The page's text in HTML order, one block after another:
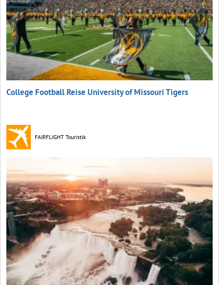
College Football Reise University of Missouri Tigers
FAIRFLIGHT Touristik